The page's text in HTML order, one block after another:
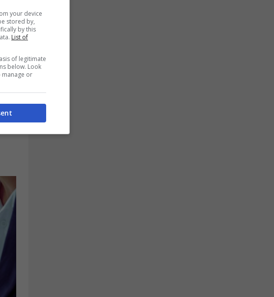
your device
stored by,
by this
List of
of legitimate
below. Look
manage or